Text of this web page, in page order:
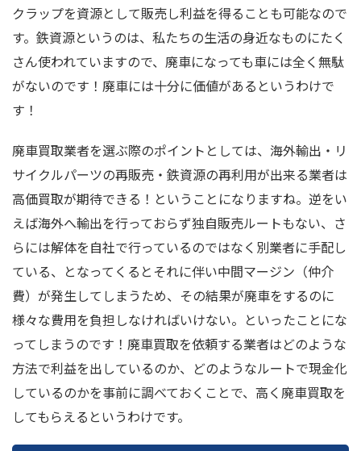
クラップを資源として販売し利益を得ることも可能なので
す。鉄資源というのは、私たちの生活の身近なものにたく
さん使われていますので、廃車になっても車には全く無駄
がないのです！廃車には十分に価値があるというわけで
す！
廃車買取業者を選ぶ際のポイントとしては、海外輸出・リ
サイクルパーツの再販売・鉄資源の再利用が出来る業者は
高価買取が期待できる！ということになりますね。逆をい
えば海外へ輸出を行っておらず独自販売ルートもない、さ
らには解体を自社で行っているのではなく別業者に手配し
ている、となってくるとそれに伴い中間マージン（仲介
費）が発生してしまうため、その結果が廃車をするのに
様々な費用を負担しなければいけない。といったことにな
ってしまうのです！廃車買取を依頼する業者はどのような
方法で利益を出しているのか、どのようなルートで現金化
しているのかを事前に調べておくことで、高く廃車買取を
してもらえるというわけです。